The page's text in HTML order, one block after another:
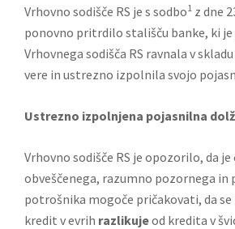
Vrhovno sodišče RS je s sodbo1 z dne
ponovno pritrdilo stališču banke, ki je
Vrhovnega sodišča RS ravnala v
vere in ustrezno izpolnila svojo
Ustrezno izpolnjena pojasnilna
Vrhovno sodišče RS je opozorilo, da
obveščenega, razumno pozornega in
potrošnika mogoče pričakovati, da se
kredit v evrih razlikujeod kredita v